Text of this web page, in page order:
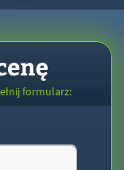
formularz: